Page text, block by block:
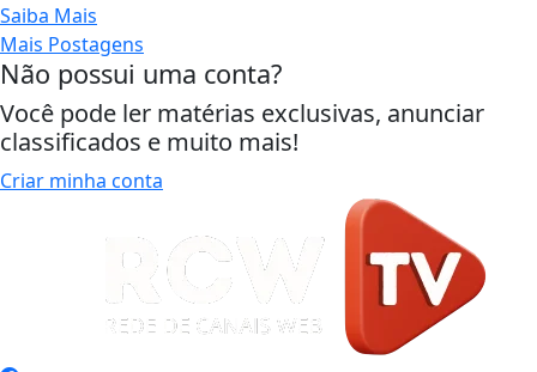
Saiba Mais
Mais Postagens
Não possui uma conta?
Você pode ler matérias exclusivas, anunciar
classificados e muito mais!
Criar minha conta